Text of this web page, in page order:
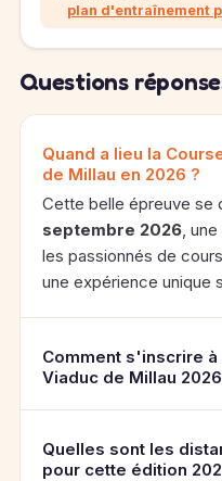
plan d'entraînement
Questions
Quand a lieu la
de Millau en 2026 ?
Cette belle épreuve se
septembre 2026,
les passionnés de
une expérience unique
Comment s'inscrire à
Viaduc de Millau
Quelles sont les
pour cette édition